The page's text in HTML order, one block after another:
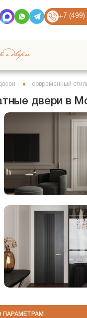
+7
двери
современный
двери в
ПАРАМЕТРАМ